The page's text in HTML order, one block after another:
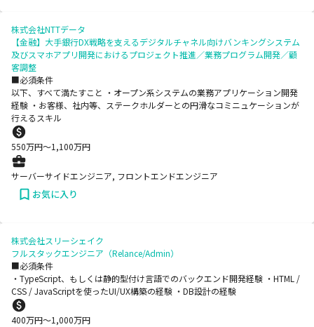
株式会社NTTデータ
【金融】大手銀行DX戦略を支えるデジタルチャネル向けバンキングシステム
及びスマホアプリ開発におけるプロジェクト推進／業務プログラム開発／顧
客調整
■必須条件
以下、すべて満たすこと ・オープン系システムの業務アプリケーション開発
経験 ・お客様、社内等、ステークホルダーとの円滑なコミニュケーションが
行えるスキル
550万円〜1,100万円
サーバーサイドエンジニア, フロントエンドエンジニア
お気に入り
株式会社スリーシェイク
フルスタックエンジニア（Relance/Admin）
■必須条件
・TypeScript、もしくは静的型付け言語でのバックエンド開発経験 ・HTML /
CSS / JavaScriptを使ったUI/UX構築の経験 ・DB設計の経験
400万円〜1,000万円